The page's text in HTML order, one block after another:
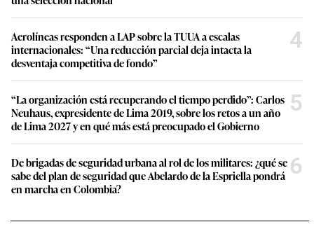
Aerolíneas responden a LAP sobre la TUUA a escalas
internacionales: “Una reducción parcial deja intacta la
desventaja competitiva de fondo”
4
“La organización está recuperando el tiempo perdido”: Carlos
Neuhaus, expresidente de Lima 2019, sobre los retos a un año
de Lima 2027 y en qué más está preocupado el Gobierno
5
De brigadas de seguridad urbana al rol de los militares: ¿qué se
sabe del plan de seguridad que Abelardo de la Espriella pondrá
en marcha en Colombia?
6